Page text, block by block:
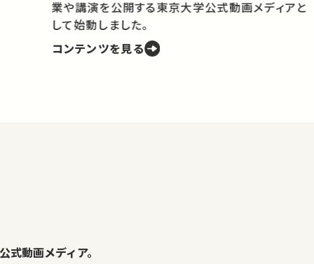
業や講演を公開する東京大学公式動画メディアと
して始動しました。
コンテンツを見る
式動画メディア。